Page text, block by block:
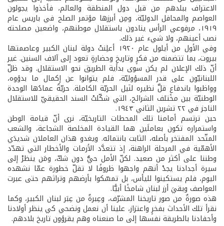
الاعتراف ببلدهم من قبل دول المنطقة والعالم، فأخذوا يجولون
العواصم والمحافل الدوليّة، ومِن أبرزها مؤتمر الصلح في باريس عام
١٩١٩، مرفوعي الرأس ينادون باستقلال موطنهم، واضعين مصلحته
نصب أعينهم، ولا شيء غير ذلك.
وفي الأول من أيلول عام ١٩٢٠ أعلِنتْ دولة لبنان الكبير وعاصمتها
بيروت، بما تتضمنه من فكرٍ وتاريخٍ وحضارةٍ تعود إلى آلاف السنين. غير
أنّ ذلك الإعلان لم يكن سوى بداية الطريق نحو الاستقلال. وقد ظلّ
اللبنانيّون على قدر المسؤوليّة، فلم يتوانوا عن إكمال ما بدؤوه،
وواظبوا باندفاعٍ قلَّ نظيره لنَيل الحريّة الكاملة. حريّةٌ عمادُها الوحدة
الوطنيّة بين مختلف الشرائح، التي شكّلتْ السند الحقيقيّ للاستقلال
الناجز في ٢٢ تشرين الثاني ١٩٤٣.
حين ترتسم أمامنا تلك المحطات التاريخيّة، نرى أنّ قيامة الوطن
واستمراره تكون بعاملَين هما القيادة المخلصة الشجاعة، والشعب
المتّحد المفتخر بأصله، الثابت بانتمائه. ويغدو هذان العاملان شديدَي
الأهمّية في المرحلة الراهنة، إذ تتعدَّد الأزمات والأخطار التي تهدّد
وطننا على أكثر من صعيد. لكنّ الأمل حيٌّ دون شكّ، ومَن ينظرْ إلى
سيرة أجدادنا يجدْ أنهم واجهوا ظروفًا لا تقلّ خطورة عمّا نشهده
اليوم، فلم يستكينوا لليأس، بل تمسّكوا بأرضهم وتراثهم حتى عبرت
العواصف وبقيَ أرز لبنان شامخًا أبيًّا.
هذه صورةٌ من صور تاريخنا المشرّف، وعِبرةٌ من عِبَر لبنان الكبير، وكما
نقرأ تلك الأحداث بفخرٍ واعتزاز، علينا أن نعمل ونضحي كي ينظر أولادنا
وأحفادنا بالطريقة نفسها إلى ما صنعناه وهم يقرؤون تاريخ بلادهم.